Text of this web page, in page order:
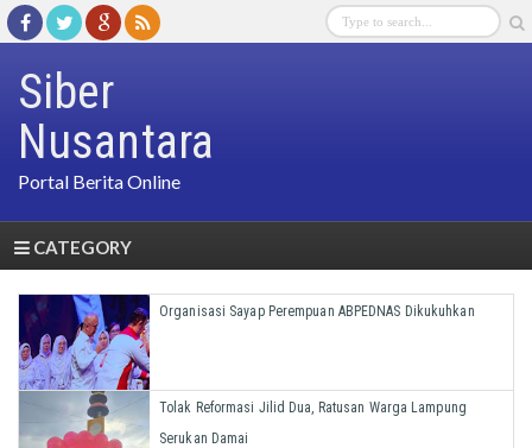
Siber
Nusantara
Portal Berita Online
CATEGORY
Organisasi Sayap Perempuan ABPEDNAS Dikukuhkan
Tolak Reformasi Jilid Dua, Ratusan Warga Lampung
Serukan Damai